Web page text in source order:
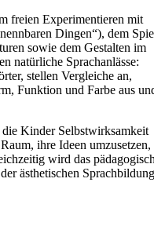
freien Experimentieren mit
Dingen“), dem
sowie dem Gestalten im
natürliche Sprachanlässe:
stellen Vergleiche an,
Funktion und Farbe aus
die Kinder Selbstwirksamkeit
ihre Ideen umzusetzen,
wird das
ästhetischen